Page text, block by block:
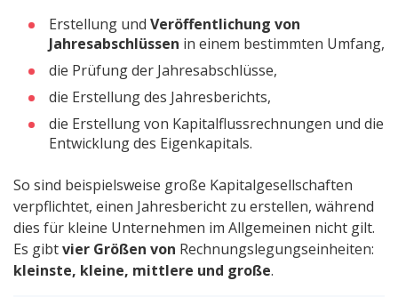
Erstellung und Veröffentlichung von
Jahresabschlüssen in einem bestimmten Umfang,
die Prüfung der Jahresabschlüsse,
die Erstellung des Jahresberichts,
die Erstellung von Kapitalflussrechnungen und die
Entwicklung des Eigenkapitals.
So sind beispielsweise große Kapitalgesellschaften
verpflichtet, einen Jahresbericht zu erstellen, während
dies für kleine Unternehmen im Allgemeinen nicht gilt.
Es gibtvier Größen von Rechnungslegungseinheiten:
kleinste, kleine, mittlere und große.